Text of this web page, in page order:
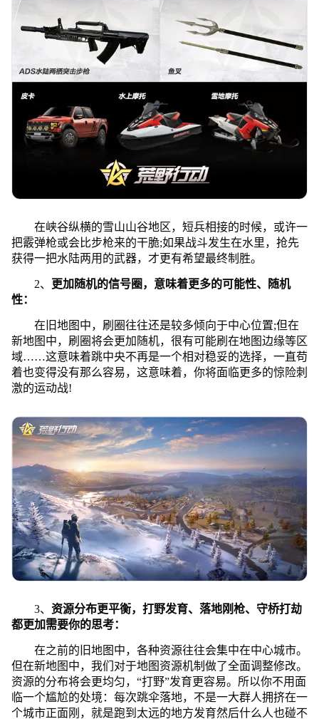
在峡谷纵横的雪山山谷地区，短兵相接的时候，或许一
把霰弹枪或会比步枪来的干脆;如果战斗发生在水里，抢先
获得一把水陆两用的武器，才更有希望最终制胜。
2、
更加随机的信号圈，意味着更多的可能性、随机
性：
在旧地图中，刷圈往往还是较多倾向于中心位置;但在
新地图中，刷圈将会更加随机，很有可能刷在地图边缘等区
域……这意味着跳中央不再是一个相对稳妥的选择，一直苟
着也变得没有那么容易，这意味着，你将面临更多的惊险刺
激的运动战!
3、 资源分布更平衡，打野发育、落地刚枪、守桥打劫
都更加需要你的思考：
在之前的旧地图中，各种资源往往会集中在中心城市。
但在新地图中，我们对于地图资源机制做了全面调整修改。
资源的分布将会更均匀，“打野”发育更容易。所以你不用面
临一个尴尬的处境：每次跳伞落地，不是一大群人拥挤在一
个城市正面刚，就是跑到太远的地方发育然后什么人也碰不